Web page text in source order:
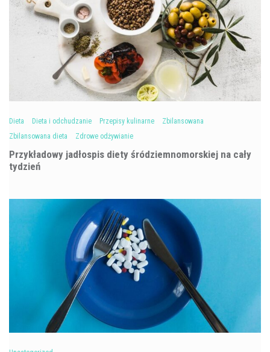
Dieta Dieta i odchudzanie Przepisy kulinarne
Zbilansowana
Zbilansowana dieta
Zdrowe odżywianie
Przykładowy jadłospis diety śródziemnomorskiej na cały
tydzień